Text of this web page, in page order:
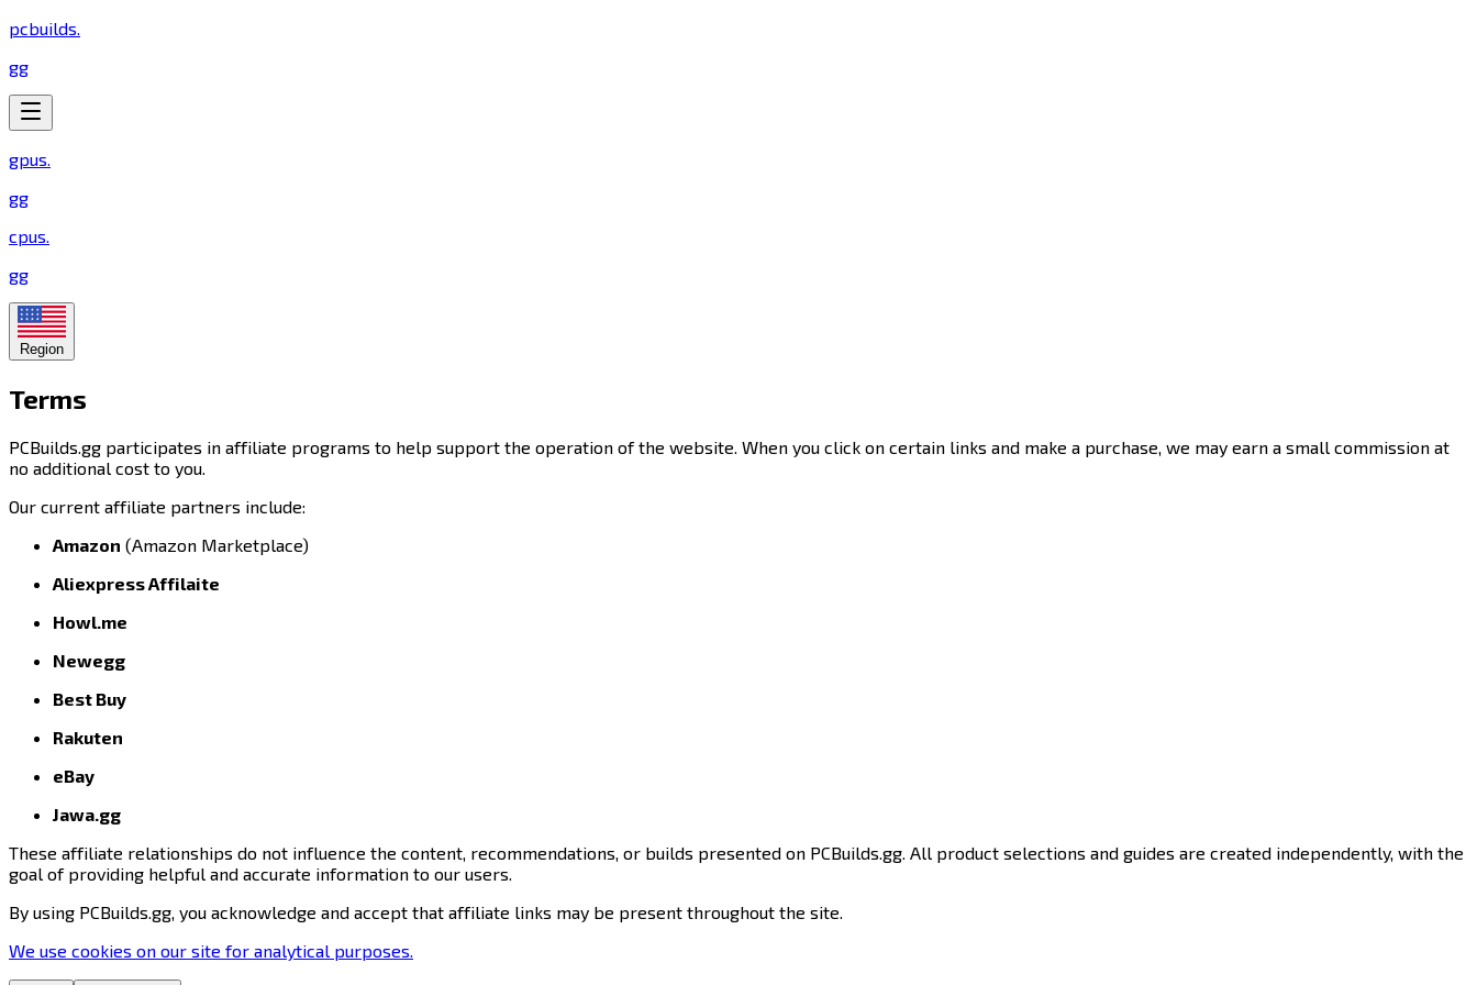
pcbuilds.
gg
gpus.
gg
cpus.
gg
Region
Terms​​​​‌ ‍ ​‍​‍‌‍ ‌ ​‍‌‍‍‌‌‍‌ ‌‍‍‌‌‍ ‍​‍​‍​ ‍‍​‍​‍‌ ​ ‌‍​‌‌‍ ‍‌‍‍‌‌ ‌​‌ ‍‌​‍ ‍‌‍‍‌‌‍ ​‍​‍​‍ ​​‍​‍‌‍‍​‌ ​‍‌‍‌‌‌‍‌‍​‍​‍​ ‍‍​‍​‍​‍ ‌‍​‌‌‍‌​‌‍ ‌‌‍‍‌‌‍ ‍​‍ ‌‍‍‌‌‍ ‍‌ ‌​‌‍‌‌‌‍ ‍‌ ‌​​‍ ‌‍‌‌‌‍‌​‌‍‍‌‌ ‌​​‍ ‌‍ ‌‌‍ ‌‍‌​‌‍‌‌​ ‌‌ ​​‌ ​‍‌‍‌‌‌ ​ ‌‍‌‌‌‍ ‍‌ ‌​‌‍​‌‌ ‌​‌‍‍‌‌‍ ‌‍ ‍​ ‍ ‌‍‍‌‌‍‌​​ ‌​ ‍​​ ​‌​ ​‍​ ​ ‌‍‌‌​ ‌​​ ‌​​ ‌ ​‍ ‌‌‍‌‌‌‍‌‌‌‍‌‌‌‍​‌​‍ ‌​ ‌​​ ​ ‌‍‌​​ ‌‌​‍ ‌‌‍​‍​ ​‍‌‍​ ​ ‍‌​‍ ‌​ ‍​​ ​​​ ​​​ ‌ ‌‍‌‌‌‍​‍​ ​​‌‍​‌​ ‍​‌‍‌‌​ ‌​‌‍​‌​ ‍ ‌ ‌​‌ ‍‌‌ ​​‌‍‌‌​ ‌‌ ​​‌‍​‌‌‍‌ ‌‍‌‌​ ‍ ‌ ​​‌‍​‌‌ ‌​‌‍‍​​ ‌‌‍ ‍‌‍​‌‌‍ ‌‌‍‌‌​ ‌‍​‍‌‍​‌‌ ​ ‌‍‌‌‌‌‌‌‌ ​‍‌‍ ​​ ‌​‍‌‌​ ​‍‌​‌‍‌‍​‌‌‍‌​‌‍ ‌‌‍‍‌‌‍ ‍​‍‌‍‌‍‍‌‌‍‌​​ ‌​ ‍​​ ​‌​ ​‍​ ​ ‌‍‌‌​ ‌​​ ‌​​ ‌ ​‍ ‌‌‍‌‌‌‍‌‌‌‍‌‌‌‍​‌​‍ ‌​ ‌​​ ​ ‌‍‌​​ ‌‌​‍ ‌‌‍​‍​ ​‍‌‍​ ​ ‍‌​‍ ‌​ ‍​​ ​​​ ​​​ ‌ ‌‍‌‌‌‍​‍​ ​​‌‍​‌​ ‍​‌‍‌‌​ ‌​‌‍​‌​‍‌‍‌ ‌​‌ ‍‌‌ ​​‌‍‌‌​ ‌‌ ​​‌‍​‌‌‍‌ ‌‍‌‌​‍‌‍‌ ​​‌‍​‌‌ ‌​‌‍‍​​ ‌‌‍ ‍‌‍​‌‌‍ ‌‌‍‌‌​‍‌‍‌ ​​‌‍‌‌‌ ​‍‌ ​ ‌ ​​‌‍‌‌‌‍​ ‌ ‌​‌‍‍‌‌ ‌‍‌‍‌‌​ ‌‌ ​​‌ ‌‌‌‍​‍‌‍ ​‌‍‍‌‌ ​ ‌‍‍​‌‍‌‌‌‍‌​​‍​‍‌ ‌
PCBuilds.gg participates in affiliate programs to help support the operation of the website. When you click on certain links and make a purchase, we may earn a small commission at
no additional cost to you.​​​​‌ ‍ ​‍​‍‌‍ ‌ ​‍‌‍‍‌‌‍‌ ‌‍‍‌‌‍ ‍​‍​‍​ ‍‍​‍​‍‌ ​ ‌‍​‌‌‍ ‍‌‍‍‌‌ ‌​‌ ‍‌​‍ ‍‌‍‍‌‌‍ ​‍​‍​‍ ​​‍​‍‌‍‍​‌ ​‍‌‍‌‌‌‍‌‍​‍​‍​ ‍‍​‍​‍​‍ ‌‍​‌‌‍‌​‌‍ ‌‌‍‍‌‌‍ ‍​‍ ‌‍‍‌‌‍ ‍‌ ‌​‌‍‌‌‌‍ ‍‌ ‌​​‍ ‌‍‌‌‌‍‌​‌‍‍‌‌ ‌​​‍ ‌‍ ‌‌‍ ‌‍‌​‌‍‌‌​ ‌‌ ​​‌ ​‍‌‍‌‌‌ ​ ‌‍‌‌‌‍ ‍‌ ‌​‌‍​‌‌ ‌​‌‍‍‌‌‍ ‌‍ ‍​ ‍ ‌‍‍‌‌‍‌​​ ‌​ ‍​​ ​‌​ ​‍​ ​ ‌‍‌‌​ ‌​​ ‌​​ ‌ ​‍ ‌‌‍‌‌‌‍‌‌‌‍‌‌‌‍​‌​‍ ‌​ ‌​​ ​ ‌‍‌​​ ‌‌​‍ ‌‌‍​‍​ ​‍‌‍​ ​ ‍‌​‍ ‌​ ‍​​ ​​​ ​​​ ‌ ‌‍‌‌‌‍​‍​ ​​‌‍​‌​ ‍​‌‍‌‌​ ‌​‌‍​‌​ ‍ ‌ ‌​‌ ‍‌‌ ​​‌‍‌‌​ ‌‌ ​​‌‍​‌‌‍‌ ‌‍‌‌​ ‍ ‌ ​​‌‍​‌‌ ‌​‌‍‍​​ ‌‌‍​ ‌‍ ‌‍ ‍‌ ‌​‌‍‌‌‌‍ ‍‌ ‌​​‍‌‌​ ‌‌‌​​‍‌‌ ‌‍‍ ‌‍‌‌‌ ‍‌​‍‌‌​ ​ ‌​‌​​‍‌‌​ ​ ‌​‌​​‍‌‌​ ​‍​ ​‍​ ‌ ​ ‍‌​ ‍​​ ‌‌‌‍‌​‌‍‌‌‌‍‌‌​ ‌​‌‍​‍‌‍‌‌​ ‌ ‌‍​‍​‍‌‌​ ​‍​ ​‍​‍‌‌​ ‌‌‌​‌​​‍ ‍‌‍​ ‌‍‍​‌‍‍‌‌‍ ​‌‍‌​‌ ​‍‌‍‌‌‌‍ ‍​‍‌‌​ ‌‌‌​​‍‌‌ ‌‍‍ ‌‍‌‌‌ ‍‌​‍‌‌​ ​ ‌​‌​​‍‌‌​ ​ ‌​‌​​‍‌‌​ ​‍​ ​‍‌‍​‍​ ​ ​ ​‌‌‍‌​‌‍‌​‌‍‌‌​ ‌​‌‍‌‍​ ‌‌​ ‌‍​ ​ ‌‍​‍​‍‌‌​ ​‍​ ​‍​‍‌‌​ ‌‌‌​‌​​‍ ‍‌ ‌​‌‍‌‌‌ ‍​‌ ‌​​ ‌‍​‍‌‍​‌‌ ​ ‌‍‌‌‌‌‌‌‌ ​‍‌‍ ​​ ‌​‍‌‌​ ​‍‌​‌‍‌‍​‌‌‍‌​‌‍ ‌‌‍‍‌‌‍ ‍​‍‌‍‌‍‍‌‌‍‌​​ ‌​ ‍​​ ​‌​ ​‍​ ​ ‌‍‌‌​ ‌​​ ‌​​ ‌ ​‍ ‌‌‍‌‌‌‍‌‌‌‍‌‌‌‍​‌​‍ ‌​ ‌​​ ​ ‌‍‌​​ ‌‌​‍ ‌‌‍​‍​ ​‍‌‍​ ​ ‍‌​‍ ‌​ ‍​​ ​​​ ​​​ ‌ ‌‍‌‌‌‍​‍​ ​​‌‍​‌​ ‍​‌‍‌‌​ ‌​‌‍​‌​‍‌‍‌ ‌​‌ ‍‌‌ ​​‌‍‌‌​ ‌‌ ​​‌‍​‌‌‍‌ ‌‍‌‌​‍‌‍‌ ​​‌‍​‌‌ ‌​‌‍‍​​ ‌‌‍​ ‌‍ ‌‍ ‍‌ ‌​‌‍‌‌‌‍ ‍‌ ‌​​‍‌‌​ ‌‌‌​​‍‌‌ ‌‍‍ ‌‍‌‌‌ ‍‌​‍‌‌​ ​ ‌​‌​​‍‌‌​ ​ ‌​‌​​‍‌‌​ ​‍​ ​‍​ ‌ ​ ‍‌​ ‍​​ ‌‌‌‍‌​‌‍‌‌‌‍‌‌​ ‌​‌‍​‍‌‍‌‌​ ‌ ‌‍​‍​‍‌‌​ ​‍​ ​‍​‍‌‌​ ‌‌‌​‌​​‍ ‍‌‍​ ‌‍‍​‌‍‍‌‌‍ ​‌‍‌​‌ ​‍‌‍‌‌‌‍ ‍​‍‌‌​ ‌‌‌​​‍‌‌ ‌‍‍ ‌‍‌‌‌ ‍‌​‍‌‌​ ​ ‌​‌​​‍‌‌​ ​ ‌​‌​​‍‌‌​ ​‍​ ​‍‌‍​‍​ ​ ​ ​‌‌‍‌​‌‍‌​‌‍‌‌​ ‌​‌‍‌‍​ ‌‌​ ‌‍​ ​ ‌‍​‍​‍‌‌​ ​‍​ ​‍​‍‌‌​ ‌‌‌​‌​​‍ ‍‌ ‌​‌‍‌‌‌ ‍​‌ ‌​​‍‌‍‌ ​​‌‍‌‌‌ ​‍‌ ​ ‌ ​​‌‍‌‌‌‍​ ‌ ‌​‌‍‍‌‌ ‌‍‌‍‌‌​ ‌‌ ​​‌ ‌‌‌‍​‍‌‍ ​‌‍‍‌‌ ​ ‌‍‍​‌‍‌‌‌‍‌​​‍​‍‌ ‌
Our current affiliate partners include:​​​​‌ ‍ ​‍​‍‌‍ ‌ ​‍‌‍‍‌‌‍‌ ‌‍‍‌‌‍ ‍​‍​‍​ ‍‍​‍​‍‌ ​ ‌‍​‌‌‍ ‍‌‍‍‌‌ ‌​‌ ‍‌​‍ ‍‌‍‍‌‌‍ ​‍​‍​‍ ​​‍​‍‌‍‍​‌ ​‍‌‍‌‌‌‍‌‍​‍​‍​ ‍‍​‍​‍​‍ ‌‍​‌‌‍‌​‌‍ ‌‌‍‍‌‌‍ ‍​‍ ‌‍‍‌‌‍ ‍‌ ‌​‌‍‌‌‌‍ ‍‌ ‌​​‍ ‌‍‌‌‌‍‌​‌‍‍‌‌ ‌​​‍ ‌‍ ‌‌‍ ‌‍‌​‌‍‌‌​ ‌‌ ​​‌ ​‍‌‍‌‌‌ ​ ‌‍‌‌‌‍ ‍‌ ‌​‌‍​‌‌ ‌​‌‍‍‌‌‍ ‌‍ ‍​ ‍ ‌‍‍‌‌‍‌​​ ‌​ ‍​​ ​‌​ ​‍​ ​ ‌‍‌‌​ ‌​​ ‌​​ ‌ ​‍ ‌‌‍‌‌‌‍‌‌‌‍‌‌‌‍​‌​‍ ‌​ ‌​​ ​ ‌‍‌​​ ‌‌​‍ ‌‌‍​‍​ ​‍‌‍​ ​ ‍‌​‍ ‌​ ‍​​ ​​​ ​​​ ‌ ‌‍‌‌‌‍​‍​ ​​‌‍​‌​ ‍​‌‍‌‌​ ‌​‌‍​‌​ ‍ ‌ ‌​‌ ‍‌‌ ​​‌‍‌‌​ ‌‌ ​​‌‍​‌‌‍‌ ‌‍‌‌​ ‍ ‌ ​​‌‍​‌‌ ‌​‌‍‍​​ ‌‌‍​ ‌‍ ‌‍ ‍‌ ‌​‌‍‌‌‌‍ ‍‌ ‌​​‍‌‌​ ‌‌‌​​‍‌‌ ‌‍‍ ‌‍‌‌‌ ‍‌​‍‌‌​ ​ ‌​‌​​‍‌‌​ ​ ‌​‌​​‍‌‌​ ​‍​ ​‍​ ​ ​ ​ ‌‍​‌‌‍‌‌​ ‌‍‌‍‌​‌‍‌‌​ ​‍‌‍‌‌‌‍​‍​ ​‍‌‍​‌​‍‌‌​ ​‍​ ​‍​‍‌‌​ ‌‌‌​‌​​‍ ‍‌‍​ ‌‍‍​‌‍‍‌‌‍ ​‌‍‌​‌ ​‍‌‍‌‌‌‍ ‍​‍‌‌​ ‌‌‌​​‍‌‌ ‌‍‍ ‌‍‌‌‌ ‍‌​‍‌‌​ ​ ‌​‌​​‍‌‌​ ​ ‌​‌​​‍‌‌​ ​‍​ ​‍‌‍​‍​ ​​‌‍​‍​ ​‌‌‍‌‌​ ‌‍​ ‌ ​ ​‌‌‍​ ​ ‍‌‌‍‌​​ ​‍​‍‌‌​ ​‍​ ​‍​‍‌‌​ ‌‌‌​‌​​‍ ‍‌ ‌​‌‍‌‌‌ ‍​‌ ‌​​ ‌‍​‍‌‍​‌‌ ​ ‌‍‌‌‌‌‌‌‌ ​‍‌‍ ​​ ‌​‍‌‌​ ​‍‌​‌‍‌‍​‌‌‍‌​‌‍ ‌‌‍‍‌‌‍ ‍​‍‌‍‌‍‍‌‌‍‌​​ ‌​ ‍​​ ​‌​ ​‍​ ​ ‌‍‌‌​ ‌​​ ‌​​ ‌ ​‍ ‌‌‍‌‌‌‍‌‌‌‍‌‌‌‍​‌​‍ ‌​ ‌​​ ​ ‌‍‌​​ ‌‌​‍ ‌‌‍​‍​ ​‍‌‍​ ​ ‍‌​‍ ‌​ ‍​​ ​​​ ​​​ ‌ ‌‍‌‌‌‍​‍​ ​​‌‍​‌​ ‍​‌‍‌‌​ ‌​‌‍​‌​‍‌‍‌ ‌​‌ ‍‌‌ ​​‌‍‌‌​ ‌‌ ​​‌‍​‌‌‍‌ ‌‍‌‌​‍‌‍‌ ​​‌‍​‌‌ ‌​‌‍‍​​ ‌‌‍​ ‌‍ ‌‍ ‍‌ ‌​‌‍‌‌‌‍ ‍‌ ‌​​‍‌‌​ ‌‌‌​​‍‌‌ ‌‍‍ ‌‍‌‌‌ ‍‌​‍‌‌​ ​ ‌​‌​​‍‌‌​ ​ ‌​‌​​‍‌‌​ ​‍​ ​‍​ ​ ​ ​ ‌‍​‌‌‍‌‌​ ‌‍‌‍‌​‌‍‌‌​ ​‍‌‍‌‌‌‍​‍​ ​‍‌‍​‌​‍‌‌​ ​‍​ ​‍​‍‌‌​ ‌‌‌​‌​​‍ ‍‌‍​ ‌‍‍​‌‍‍‌‌‍ ​‌‍‌​‌ ​‍‌‍‌‌‌‍ ‍​‍‌‌​ ‌‌‌​​‍‌‌ ‌‍‍ ‌‍‌‌‌ ‍‌​‍‌‌​ ​ ‌​‌​​‍‌‌​ ​ ‌​‌​​‍‌‌​ ​‍​ ​‍‌‍​‍​ ​​‌‍​‍​ ​‌‌‍‌‌​ ‌‍​ ‌ ​ ​‌‌‍​ ​ ‍‌‌‍‌​​ ​‍​‍‌‌​ ​‍​ ​‍​‍‌‌​ ‌‌‌​‌​​‍ ‍‌ ‌​‌‍‌‌‌ ‍​‌ ‌​​‍‌‍‌ ​​‌‍‌‌‌ ​‍‌ ​ ‌ ​​‌‍‌‌‌‍​ ‌ ‌​‌‍‍‌‌ ‌‍‌‍‌‌​ ‌‌ ​​‌ ‌‌‌‍​‍‌‍ ​‌‍‍‌‌ ​ ‌‍‍​‌‍‌‌‌‍‌​​‍​‍‌ ‌
Amazon​​​​‌ ‍ ​‍​‍‌‍ ‌ ​‍‌‍‍‌‌‍‌ ‌‍‍‌‌‍ ‍​‍​‍​ ‍‍​‍​‍‌ ​ ‌‍​‌‌‍ ‍‌‍‍‌‌ ‌​‌ ‍‌​‍ ‍‌‍‍‌‌‍ ​‍​‍​‍ ​​‍​‍‌‍‍​‌ ​‍‌‍‌‌‌‍‌‍​‍​‍​ ‍‍​‍​‍​‍ ‌‍​‌‌‍‌​‌‍ ‌‌‍‍‌‌‍ ‍​‍ ‌‍‍‌‌‍ ‍‌ ‌​‌‍‌‌‌‍ ‍‌ ‌​​‍ ‌‍‌‌‌‍‌​‌‍‍‌‌ ‌​​‍ ‌‍ ‌‌‍ ‌‍‌​‌‍‌‌​ ‌‌ ​​‌ ​‍‌‍‌‌‌ ​ ‌‍‌‌‌‍ ‍‌ ‌​‌‍​‌‌ ‌​‌‍‍‌‌‍ ‌‍ ‍​ ‍ ‌‍‍‌‌‍‌​​ ‌​ ‍​​ ​‌​ ​‍​ ​ ‌‍‌‌​ ‌​​ ‌​​ ‌ ​‍ ‌‌‍‌‌‌‍‌‌‌‍‌‌‌‍​‌​‍ ‌​ ‌​​ ​ ‌‍‌​​ ‌‌​‍ ‌‌‍​‍​ ​‍‌‍​ ​ ‍‌​‍ ‌​ ‍​​ ​​​ ​​​ ‌ ‌‍‌‌‌‍​‍​ ​​‌‍​‌​ ‍​‌‍‌‌​ ‌​‌‍​‌​ ‍ ‌ ‌​‌ ‍‌‌ ​​‌‍‌‌​ ‌‌ ​​‌‍​‌‌‍‌ ‌‍‌‌​ ‍ ‌ ​​‌‍​‌‌ ‌​‌‍‍​​ ‌‌‍​ ‌‍ ‌‍ ‍‌ ‌​‌‍‌‌‌‍ ‍‌ ‌​​‍‌‌​ ‌‌‌​​‍‌‌ ‌‍‍ ‌‍‌‌‌ ‍‌​‍‌‌​ ​ ‌​‌​​‍‌‌​ ​ ‌​‌​​‍‌‌​ ​‍​ ​‍​ ​​​ ​ ‌‍‌​‌‍‌​​ ​ ‌‍‌​​ ‌ ‌‍‌​​ ‌‍​ ​ ​ ​‍‌‍‌‍​‍‌‌​ ​‍​ ​‍​‍‌‌​ ‌‌‌​‌​​‍ ‍‌‍​ ‌‍‍​‌‍‍‌‌‍ ​‌‍‌​‌ ​‍‌‍‌‌‌‍ ‍​‍‌‌​ ‌‌‌​​‍‌‌ ‌‍‍ ‌‍‌‌‌ ‍‌​‍‌‌​ ​ ‌​‌​​‍‌‌​ ​ ‌​‌​​‍‌‌​ ​‍​ ​‍​ ​ ‌‍‌‍‌‍‌‍​ ‌ ‌‍​‌‌‍​‍‌‍‌​​ ‌ ​ ‌‍​ ‌‌​ ‍‌​ ‍‌​‍‌‌​ ​‍​ ​‍​‍‌‌​ ‌‌‌​‌​​‍ ‍‌ ‌​‌‍‌‌‌ ‍​‌ ‌​​ ‌‍​‍‌‍​‌‌ ​ ‌‍‌‌‌‌‌‌‌ ​‍‌‍ ​​ ‌​‍‌‌​ ​‍‌​‌‍‌‍​‌‌‍‌​‌‍ ‌‌‍‍‌‌‍ ‍​‍‌‍‌‍‍‌‌‍‌​​ ‌​ ‍​​ ​‌​ ​‍​ ​ ‌‍‌‌​ ‌​​ ‌​​ ‌ ​‍ ‌‌‍‌‌‌‍‌‌‌‍‌‌‌‍​‌​‍ ‌​ ‌​​ ​ ‌‍‌​​ ‌‌​‍ ‌‌‍​‍​ ​‍‌‍​ ​ ‍‌​‍ ‌​ ‍​​ ​​​ ​​​ ‌ ‌‍‌‌‌‍​‍​ ​​‌‍​‌​ ‍​‌‍‌‌​ ‌​‌‍​‌​‍‌‍‌ ‌​‌ ‍‌‌ ​​‌‍‌‌​ ‌‌ ​​‌‍​‌‌‍‌ ‌‍‌‌​‍‌‍‌ ​​‌‍​‌‌ ‌​‌‍‍​​ ‌‌‍​ ‌‍ ‌‍ ‍‌ ‌​‌‍‌‌‌‍ ‍‌ ‌​​‍‌‌​ ‌‌‌​​‍‌‌ ‌‍‍ ‌‍‌‌‌ ‍‌​‍‌‌​ ​ ‌​‌​​‍‌‌​ ​ ‌​‌​​‍‌‌​ ​‍​ ​‍​ ​​​ ​ ‌‍‌​‌‍‌​​ ​ ‌‍‌​​ ‌ ‌‍‌​​ ‌‍​ ​ ​ ​‍‌‍‌‍​‍‌‌​ ​‍​ ​‍​‍‌‌​ ‌‌‌​‌​​‍ ‍‌‍​ ‌‍‍​‌‍‍‌‌‍ ​‌‍‌​‌ ​‍‌‍‌‌‌‍ ‍​‍‌‌​ ‌‌‌​​‍‌‌ ‌‍‍ ‌‍‌‌‌ ‍‌​‍‌‌​ ​ ‌​‌​​‍‌‌​ ​ ‌​‌​​‍‌‌​ ​‍​ ​‍​ ​ ‌‍‌‍‌‍‌‍​ ‌ ‌‍​‌‌‍​‍‌‍‌​​ ‌ ​ ‌‍​ ‌‌​ ‍‌​ ‍‌​‍‌‌​ ​‍​ ​‍​‍‌‌​ ‌‌‌​‌​​‍ ‍‌ ‌​‌‍‌‌‌ ‍​‌ ‌​​‍‌‍‌ ​​‌‍‌‌‌ ​‍‌ ​ ‌ ​​‌‍‌‌‌‍​ ‌ ‌​‌‍‍‌‌ ‌‍‌‍‌‌​ ‌‌ ​​‌ ‌‌‌‍​‍‌‍ ​‌‍‍‌‌ ​ ‌‍‍​‌‍‌‌‌‍‌​​‍​‍‌ ‌ (Amazon Marketplace)​​​​‌ ‍ ​‍​‍‌‍ ‌ ​‍‌‍‍‌‌‍‌ ‌‍‍‌‌‍ ‍​‍​‍​ ‍‍​‍​‍‌ ​ ‌‍​‌‌‍ ‍‌‍‍‌‌ ‌​‌ ‍‌​‍ ‍‌‍‍‌‌‍ ​‍​‍​‍ ​​‍​‍‌‍‍​‌ ​‍‌‍‌‌‌‍‌‍​‍​‍​ ‍‍​‍​‍​‍ ‌‍​‌‌‍‌​‌‍ ‌‌‍‍‌‌‍ ‍​‍ ‌‍‍‌‌‍ ‍‌ ‌​‌‍‌‌‌‍ ‍‌ ‌​​‍ ‌‍‌‌‌‍‌​‌‍‍‌‌ ‌​​‍ ‌‍ ‌‌‍ ‌‍‌​‌‍‌‌​ ‌‌ ​​‌ ​‍‌‍‌‌‌ ​ ‌‍‌‌‌‍ ‍‌ ‌​‌‍​‌‌ ‌​‌‍‍‌‌‍ ‌‍ ‍​ ‍ ‌‍‍‌‌‍‌​​ ‌​ ‍​​ ​‌​ ​‍​ ​ ‌‍‌‌​ ‌​​ ‌​​ ‌ ​‍ ‌‌‍‌‌‌‍‌‌‌‍‌‌‌‍​‌​‍ ‌​ ‌​​ ​ ‌‍‌​​ ‌‌​‍ ‌‌‍​‍​ ​‍‌‍​ ​ ‍‌​‍ ‌​ ‍​​ ​​​ ​​​ ‌ ‌‍‌‌‌‍​‍​ ​​‌‍​‌​ ‍​‌‍‌‌​ ‌​‌‍​‌​ ‍ ‌ ‌​‌ ‍‌‌ ​​‌‍‌‌​ ‌‌ ​​‌‍​‌‌‍‌ ‌‍‌‌​ ‍ ‌ ​​‌‍​‌‌ ‌​‌‍‍​​ ‌‌‍​ ‌‍ ‌‍ ‍‌ ‌​‌‍‌‌‌‍ ‍‌ ‌​​‍‌‌​ ‌‌‌​​‍‌‌ ‌‍‍ ‌‍‌‌‌ ‍‌​‍‌‌​ ​ ‌​‌​​‍‌‌​ ​ ‌​‌​​‍‌‌​ ​‍​ ​‍​ ​​​ ​ ‌‍‌​‌‍‌​​ ​ ‌‍‌​​ ‌ ‌‍‌​​ ‌‍​ ​ ​ ​‍‌‍‌‍​‍‌‌​ ​‍​ ​‍​‍‌‌​ ‌‌‌​‌​​‍ ‍‌‍​ ‌‍‍​‌‍‍‌‌‍ ​‌‍‌​‌ ​‍‌‍‌‌‌‍ ‍​‍‌‌​ ‌‌‌​​‍‌‌ ‌‍‍ ‌‍‌‌‌ ‍‌​‍‌‌​ ​ ‌​‌​​‍‌‌​ ​ ‌​‌​​‍‌‌​ ​‍​ ​‍‌‍​‌​ ​ ‌‍‌​‌‍​ ​ ​​‌‍​‌​ ‌‌​ ​‌​ ​‍‌‍‌‍​ ​​​ ‌​​‍‌‌​ ​‍​ ​‍​‍‌‌​ ‌‌‌​‌​​‍ ‍‌ ‌​‌‍‌‌‌ ‍​‌ ‌​​ ‌‍​‍‌‍​‌‌ ​ ‌‍‌‌‌‌‌‌‌ ​‍‌‍ ​​ ‌​‍‌‌​ ​‍‌​‌‍‌‍​‌‌‍‌​‌‍ ‌‌‍‍‌‌‍ ‍​‍‌‍‌‍‍‌‌‍‌​​ ‌​ ‍​​ ​‌​ ​‍​ ​ ‌‍‌‌​ ‌​​ ‌​​ ‌ ​‍ ‌‌‍‌‌‌‍‌‌‌‍‌‌‌‍​‌​‍ ‌​ ‌​​ ​ ‌‍‌​​ ‌‌​‍ ‌‌‍​‍​ ​‍‌‍​ ​ ‍‌​‍ ‌​ ‍​​ ​​​ ​​​ ‌ ‌‍‌‌‌‍​‍​ ​​‌‍​‌​ ‍​‌‍‌‌​ ‌​‌‍​‌​‍‌‍‌ ‌​‌ ‍‌‌ ​​‌‍‌‌​ ‌‌ ​​‌‍​‌‌‍‌ ‌‍‌‌​‍‌‍‌ ​​‌‍​‌‌ ‌​‌‍‍​​ ‌‌‍​ ‌‍ ‌‍ ‍‌ ‌​‌‍‌‌‌‍ ‍‌ ‌​​‍‌‌​ ‌‌‌​​‍‌‌ ‌‍‍ ‌‍‌‌‌ ‍‌​‍‌‌​ ​ ‌​‌​​‍‌‌​ ​ ‌​‌​​‍‌‌​ ​‍​ ​‍​ ​​​ ​ ‌‍‌​‌‍‌​​ ​ ‌‍‌​​ ‌ ‌‍‌​​ ‌‍​ ​ ​ ​‍‌‍‌‍​‍‌‌​ ​‍​ ​‍​‍‌‌​ ‌‌‌​‌​​‍ ‍‌‍​ ‌‍‍​‌‍‍‌‌‍ ​‌‍‌​‌ ​‍‌‍‌‌‌‍ ‍​‍‌‌​ ‌‌‌​​‍‌‌ ‌‍‍ ‌‍‌‌‌ ‍‌​‍‌‌​ ​ ‌​‌​​‍‌‌​ ​ ‌​‌​​‍‌‌​ ​‍​ ​‍‌‍​‌​ ​ ‌‍‌​‌‍​ ​ ​​‌‍​‌​ ‌‌​ ​‌​ ​‍‌‍‌‍​ ​​​ ‌​​‍‌‌​ ​‍​ ​‍​‍‌‌​ ‌‌‌​‌​​‍ ‍‌ ‌​‌‍‌‌‌ ‍​‌ ‌​​‍‌‍‌ ​​‌‍‌‌‌ ​‍‌ ​ ‌ ​​‌‍‌‌‌‍​ ‌ ‌​‌‍‍‌‌ ‌‍‌‍‌‌​ ‌‌ ​​‌ ‌‌‌‍​‍‌‍ ​‌‍‍‌‌ ​ ‌‍‍​‌‍‌‌‌‍‌​​‍​‍‌ ‌
Aliexpress Affilaite​​​​‌ ‍ ​‍​‍‌‍ ‌ ​‍‌‍‍‌‌‍‌ ‌‍‍‌‌‍ ‍​‍​‍​ ‍‍​‍​‍‌ ​ ‌‍​‌‌‍ ‍‌‍‍‌‌ ‌​‌ ‍‌​‍ ‍‌‍‍‌‌‍ ​‍​‍​‍ ​​‍​‍‌‍‍​‌ ​‍‌‍‌‌‌‍‌‍​‍​‍​ ‍‍​‍​‍​‍ ‌‍​‌‌‍‌​‌‍ ‌‌‍‍‌‌‍ ‍​‍ ‌‍‍‌‌‍ ‍‌ ‌​‌‍‌‌‌‍ ‍‌ ‌​​‍ ‌‍‌‌‌‍‌​‌‍‍‌‌ ‌​​‍ ‌‍ ‌‌‍ ‌‍‌​‌‍‌‌​ ‌‌ ​​‌ ​‍‌‍‌‌‌ ​ ‌‍‌‌‌‍ ‍‌ ‌​‌‍​‌‌ ‌​‌‍‍‌‌‍ ‌‍ ‍​ ‍ ‌‍‍‌‌‍‌​​ ‌​ ‍​​ ​‌​ ​‍​ ​ ‌‍‌‌​ ‌​​ ‌​​ ‌ ​‍ ‌‌‍‌‌‌‍‌‌‌‍‌‌‌‍​‌​‍ ‌​ ‌​​ ​ ‌‍‌​​ ‌‌​‍ ‌‌‍​‍​ ​‍‌‍​ ​ ‍‌​‍ ‌​ ‍​​ ​​​ ​​​ ‌ ‌‍‌‌‌‍​‍​ ​​‌‍​‌​ ‍​‌‍‌‌​ ‌​‌‍​‌​ ‍ ‌ ‌​‌ ‍‌‌ ​​‌‍‌‌​ ‌‌ ​​‌‍​‌‌‍‌ ‌‍‌‌​ ‍ ‌ ​​‌‍​‌‌ ‌​‌‍‍​​ ‌‌‍​ ‌‍ ‌‍ ‍‌ ‌​‌‍‌‌‌‍ ‍‌ ‌​​‍‌‌​ ‌‌‌​​‍‌‌ ‌‍‍ ‌‍‌‌‌ ‍‌​‍‌‌​ ​ ‌​‌​​‍‌‌​ ​ ‌​‌​​‍‌‌​ ​‍​ ​‍‌‍​‍‌‍‌​‌‍​‌‌‍​‍‌‍​‌​ ‌​‌‍‌‌​ ‌‌​ ‌‌​ ‌‌‌‍‌‍‌‍‌​​‍‌‌​ ​‍​ ​‍​‍‌‌​ ‌‌‌​‌​​‍ ‍‌‍​ ‌‍‍​‌‍‍‌‌‍ ​‌‍‌​‌ ​‍‌‍‌‌‌‍ ‍​‍‌‌​ ‌‌‌​​‍‌‌ ‌‍‍ ‌‍‌‌‌ ‍‌​‍‌‌​ ​ ‌​‌​​‍‌‌​ ​ ‌​‌​​‍‌‌​ ​‍​ ​‍​ ‌ ‌‍​‍‌‍‌​‌‍‌‌‌‍​ ‌‍​‍​ ​​​ ‌​​ ‍​‌‍‌‍​ ‌​​ ​‌​‍‌‌​ ​‍​ ​‍​‍‌‌​ ‌‌‌​‌​​‍ ‍‌ ‌​‌‍‌‌‌ ‍​‌ ‌​​ ‌‍​‍‌‍​‌‌ ​ ‌‍‌‌‌‌‌‌‌ ​‍‌‍ ​​ ‌​‍‌‌​ ​‍‌​‌‍‌‍​‌‌‍‌​‌‍ ‌‌‍‍‌‌‍ ‍​‍‌‍‌‍‍‌‌‍‌​​ ‌​ ‍​​ ​‌​ ​‍​ ​ ‌‍‌‌​ ‌​​ ‌​​ ‌ ​‍ ‌‌‍‌‌‌‍‌‌‌‍‌‌‌‍​‌​‍ ‌​ ‌​​ ​ ‌‍‌​​ ‌‌​‍ ‌‌‍​‍​ ​‍‌‍​ ​ ‍‌​‍ ‌​ ‍​​ ​​​ ​​​ ‌ ‌‍‌‌‌‍​‍​ ​​‌‍​‌​ ‍​‌‍‌‌​ ‌​‌‍​‌​‍‌‍‌ ‌​‌ ‍‌‌ ​​‌‍‌‌​ ‌‌ ​​‌‍​‌‌‍‌ ‌‍‌‌​‍‌‍‌ ​​‌‍​‌‌ ‌​‌‍‍​​ ‌‌‍​ ‌‍ ‌‍ ‍‌ ‌​‌‍‌‌‌‍ ‍‌ ‌​​‍‌‌​ ‌‌‌​​‍‌‌ ‌‍‍ ‌‍‌‌‌ ‍‌​‍‌‌​ ​ ‌​‌​​‍‌‌​ ​ ‌​‌​​‍‌‌​ ​‍​ ​‍‌‍​‍‌‍‌​‌‍​‌‌‍​‍‌‍​‌​ ‌​‌‍‌‌​ ‌‌​ ‌‌​ ‌‌‌‍‌‍‌‍‌​​‍‌‌​ ​‍​ ​‍​‍‌‌​ ‌‌‌​‌​​‍ ‍‌‍​ ‌‍‍​‌‍‍‌‌‍ ​‌‍‌​‌ ​‍‌‍‌‌‌‍ ‍​‍‌‌​ ‌‌‌​​‍‌‌ ‌‍‍ ‌‍‌‌‌ ‍‌​‍‌‌​ ​ ‌​‌​​‍‌‌​ ​ ‌​‌​​‍‌‌​ ​‍​ ​‍​ ‌ ‌‍​‍‌‍‌​‌‍‌‌‌‍​ ‌‍​‍​ ​​​ ‌​​ ‍​‌‍‌‍​ ‌​​ ​‌​‍‌‌​ ​‍​ ​‍​‍‌‌​ ‌‌‌​‌​​‍ ‍‌ ‌​‌‍‌‌‌ ‍​‌ ‌​​‍‌‍‌ ​​‌‍‌‌‌ ​‍‌ ​ ‌ ​​‌‍‌‌‌‍​ ‌ ‌​‌‍‍‌‌ ‌‍‌‍‌‌​ ‌‌ ​​‌ ‌‌‌‍​‍‌‍ ​‌‍‍‌‌ ​ ‌‍‍​‌‍‌‌‌‍‌​​‍​‍‌ ‌
Howl.me​​​​‌ ‍ ​‍​‍‌‍ ‌ ​‍‌‍‍‌‌‍‌ ‌‍‍‌‌‍ ‍​‍​‍​ ‍‍​‍​‍‌ ​ ‌‍​‌‌‍ ‍‌‍‍‌‌ ‌​‌ ‍‌​‍ ‍‌‍‍‌‌‍ ​‍​‍​‍ ​​‍​‍‌‍‍​‌ ​‍‌‍‌‌‌‍‌‍​‍​‍​ ‍‍​‍​‍​‍ ‌‍​‌‌‍‌​‌‍ ‌‌‍‍‌‌‍ ‍​‍ ‌‍‍‌‌‍ ‍‌ ‌​‌‍‌‌‌‍ ‍‌ ‌​​‍ ‌‍‌‌‌‍‌​‌‍‍‌‌ ‌​​‍ ‌‍ ‌‌‍ ‌‍‌​‌‍‌‌​ ‌‌ ​​‌ ​‍‌‍‌‌‌ ​ ‌‍‌‌‌‍ ‍‌ ‌​‌‍​‌‌ ‌​‌‍‍‌‌‍ ‌‍ ‍​ ‍ ‌‍‍‌‌‍‌​​ ‌​ ‍​​ ​‌​ ​‍​ ​ ‌‍‌‌​ ‌​​ ‌​​ ‌ ​‍ ‌‌‍‌‌‌‍‌‌‌‍‌‌‌‍​‌​‍ ‌​ ‌​​ ​ ‌‍‌​​ ‌‌​‍ ‌‌‍​‍​ ​‍‌‍​ ​ ‍‌​‍ ‌​ ‍​​ ​​​ ​​​ ‌ ‌‍‌‌‌‍​‍​ ​​‌‍​‌​ ‍​‌‍‌‌​ ‌​‌‍​‌​ ‍ ‌ ‌​‌ ‍‌‌ ​​‌‍‌‌​ ‌‌ ​​‌‍​‌‌‍‌ ‌‍‌‌​ ‍ ‌ ​​‌‍​‌‌ ‌​‌‍‍​​ ‌‌‍​ ‌‍ ‌‍ ‍‌ ‌​‌‍‌‌‌‍ ‍‌ ‌​​‍‌‌​ ‌‌‌​​‍‌‌ ‌‍‍ ‌‍‌‌‌ ‍‌​‍‌‌​ ​ ‌​‌​​‍‌‌​ ​ ‌​‌​​‍‌‌​ ​‍​ ​‍​ ‍‌​ ‌​​ ​ ​ ​‌​ ‌‍​ ‌​‌‍‌‌​ ​​‌‍​‍​ ​‍​ ‌​​ ‌‌​‍‌‌​ ​‍​ ​‍​‍‌‌​ ‌‌‌​‌​​‍ ‍‌‍​ ‌‍‍​‌‍‍‌‌‍ ​‌‍‌​‌ ​‍‌‍‌‌‌‍ ‍​‍‌‌​ ‌‌‌​​‍‌‌ ‌‍‍ ‌‍‌‌‌ ‍‌​‍‌‌​ ​ ‌​‌​​‍‌‌​ ​ ‌​‌​​‍‌‌​ ​‍​ ​‍‌‍‌‍‌‍‌​​ ‌ ‌‍​‌​ ‌‌‌‍‌‍‌‍​‍​ ​ ​ ​‌​ ‌​​ ​​​ ‌​​‍‌‌​ ​‍​ ​‍​‍‌‌​ ‌‌‌​‌​​‍ ‍‌ ‌​‌‍‌‌‌ ‍​‌ ‌​​ ‌‍​‍‌‍​‌‌ ​ ‌‍‌‌‌‌‌‌‌ ​‍‌‍ ​​ ‌​‍‌‌​ ​‍‌​‌‍‌‍​‌‌‍‌​‌‍ ‌‌‍‍‌‌‍ ‍​‍‌‍‌‍‍‌‌‍‌​​ ‌​ ‍​​ ​‌​ ​‍​ ​ ‌‍‌‌​ ‌​​ ‌​​ ‌ ​‍ ‌‌‍‌‌‌‍‌‌‌‍‌‌‌‍​‌​‍ ‌​ ‌​​ ​ ‌‍‌​​ ‌‌​‍ ‌‌‍​‍​ ​‍‌‍​ ​ ‍‌​‍ ‌​ ‍​​ ​​​ ​​​ ‌ ‌‍‌‌‌‍​‍​ ​​‌‍​‌​ ‍​‌‍‌‌​ ‌​‌‍​‌​‍‌‍‌ ‌​‌ ‍‌‌ ​​‌‍‌‌​ ‌‌ ​​‌‍​‌‌‍‌ ‌‍‌‌​‍‌‍‌ ​​‌‍​‌‌ ‌​‌‍‍​​ ‌‌‍​ ‌‍ ‌‍ ‍‌ ‌​‌‍‌‌‌‍ ‍‌ ‌​​‍‌‌​ ‌‌‌​​‍‌‌ ‌‍‍ ‌‍‌‌‌ ‍‌​‍‌‌​ ​ ‌​‌​​‍‌‌​ ​ ‌​‌​​‍‌‌​ ​‍​ ​‍​ ‍‌​ ‌​​ ​ ​ ​‌​ ‌‍​ ‌​‌‍‌‌​ ​​‌‍​‍​ ​‍​ ‌​​ ‌‌​‍‌‌​ ​‍​ ​‍​‍‌‌​ ‌‌‌​‌​​‍ ‍‌‍​ ‌‍‍​‌‍‍‌‌‍ ​‌‍‌​‌ ​‍‌‍‌‌‌‍ ‍​‍‌‌​ ‌‌‌​​‍‌‌ ‌‍‍ ‌‍‌‌‌ ‍‌​‍‌‌​ ​ ‌​‌​​‍‌‌​ ​ ‌​‌​​‍‌‌​ ​‍​ ​‍‌‍‌‍‌‍‌​​ ‌ ‌‍​‌​ ‌‌‌‍‌‍‌‍​‍​ ​ ​ ​‌​ ‌​​ ​​​ ‌​​‍‌‌​ ​‍​ ​‍​‍‌‌​ ‌‌‌​‌​​‍ ‍‌ ‌​‌‍‌‌‌ ‍​‌ ‌​​‍‌‍‌ ​​‌‍‌‌‌ ​‍‌ ​ ‌ ​​‌‍‌‌‌‍​ ‌ ‌​‌‍‍‌‌ ‌‍‌‍‌‌​ ‌‌ ​​‌ ‌‌‌‍​‍‌‍ ​‌‍‍‌‌ ​ ‌‍‍​‌‍‌‌‌‍‌​​‍​‍‌ ‌
Newegg​​​​‌ ‍ ​‍​‍‌‍ ‌ ​‍‌‍‍‌‌‍‌ ‌‍‍‌‌‍ ‍​‍​‍​ ‍‍​‍​‍‌ ​ ‌‍​‌‌‍ ‍‌‍‍‌‌ ‌​‌ ‍‌​‍ ‍‌‍‍‌‌‍ ​‍​‍​‍ ​​‍​‍‌‍‍​‌ ​‍‌‍‌‌‌‍‌‍​‍​‍​ ‍‍​‍​‍​‍ ‌‍​‌‌‍‌​‌‍ ‌‌‍‍‌‌‍ ‍​‍ ‌‍‍‌‌‍ ‍‌ ‌​‌‍‌‌‌‍ ‍‌ ‌​​‍ ‌‍‌‌‌‍‌​‌‍‍‌‌ ‌​​‍ ‌‍ ‌‌‍ ‌‍‌​‌‍‌‌​ ‌‌ ​​‌ ​‍‌‍‌‌‌ ​ ‌‍‌‌‌‍ ‍‌ ‌​‌‍​‌‌ ‌​‌‍‍‌‌‍ ‌‍ ‍​ ‍ ‌‍‍‌‌‍‌​​ ‌​ ‍​​ ​‌​ ​‍​ ​ ‌‍‌‌​ ‌​​ ‌​​ ‌ ​‍ ‌‌‍‌‌‌‍‌‌‌‍‌‌‌‍​‌​‍ ‌​ ‌​​ ​ ‌‍‌​​ ‌‌​‍ ‌‌‍​‍​ ​‍‌‍​ ​ ‍‌​‍ ‌​ ‍​​ ​​​ ​​​ ‌ ‌‍‌‌‌‍​‍​ ​​‌‍​‌​ ‍​‌‍‌‌​ ‌​‌‍​‌​ ‍ ‌ ‌​‌ ‍‌‌ ​​‌‍‌‌​ ‌‌ ​​‌‍​‌‌‍‌ ‌‍‌‌​ ‍ ‌ ​​‌‍​‌‌ ‌​‌‍‍​​ ‌‌‍​ ‌‍ ‌‍ ‍‌ ‌​‌‍‌‌‌‍ ‍‌ ‌​​‍‌‌​ ‌‌‌​​‍‌‌ ‌‍‍ ‌‍‌‌‌ ‍‌​‍‌‌​ ​ ‌​‌​​‍‌‌​ ​ ‌​‌​​‍‌‌​ ​‍​ ​‍‌‍‌​​ ‍​‌‍​ ​ ‍‌​ ‌‌​ ‍‌‌‍‌‍​ ​ ​ ‍‌​ ‌ ​ ‍​​ ‍‌​‍‌‌​ ​‍​ ​‍​‍‌‌​ ‌‌‌​‌​​‍ ‍‌‍​ ‌‍‍​‌‍‍‌‌‍ ​‌‍‌​‌ ​‍‌‍‌‌‌‍ ‍​‍‌‌​ ‌‌‌​​‍‌‌ ‌‍‍ ‌‍‌‌‌ ‍‌​‍‌‌​ ​ ‌​‌​​‍‌‌​ ​ ‌​‌​​‍‌‌​ ​‍​ ​‍​ ​‍​ ​​‌‍‌​​ ‌ ​ ​ ‌‍​‌​ ​‌​ ​‍‌‍‌​​ ​‍‌‍​‌​ ‌‌​‍‌‌​ ​‍​ ​‍​‍‌‌​ ‌‌‌​‌​​‍ ‍‌ ‌​‌‍‌‌‌ ‍​‌ ‌​​ ‌‍​‍‌‍​‌‌ ​ ‌‍‌‌‌‌‌‌‌ ​‍‌‍ ​​ ‌​‍‌‌​ ​‍‌​‌‍‌‍​‌‌‍‌​‌‍ ‌‌‍‍‌‌‍ ‍​‍‌‍‌‍‍‌‌‍‌​​ ‌​ ‍​​ ​‌​ ​‍​ ​ ‌‍‌‌​ ‌​​ ‌​​ ‌ ​‍ ‌‌‍‌‌‌‍‌‌‌‍‌‌‌‍​‌​‍ ‌​ ‌​​ ​ ‌‍‌​​ ‌‌​‍ ‌‌‍​‍​ ​‍‌‍​ ​ ‍‌​‍ ‌​ ‍​​ ​​​ ​​​ ‌ ‌‍‌‌‌‍​‍​ ​​‌‍​‌​ ‍​‌‍‌‌​ ‌​‌‍​‌​‍‌‍‌ ‌​‌ ‍‌‌ ​​‌‍‌‌​ ‌‌ ​​‌‍​‌‌‍‌ ‌‍‌‌​‍‌‍‌ ​​‌‍​‌‌ ‌​‌‍‍​​ ‌‌‍​ ‌‍ ‌‍ ‍‌ ‌​‌‍‌‌‌‍ ‍‌ ‌​​‍‌‌​ ‌‌‌​​‍‌‌ ‌‍‍ ‌‍‌‌‌ ‍‌​‍‌‌​ ​ ‌​‌​​‍‌‌​ ​ ‌​‌​​‍‌‌​ ​‍​ ​‍‌‍‌​​ ‍​‌‍​ ​ ‍‌​ ‌‌​ ‍‌‌‍‌‍​ ​ ​ ‍‌​ ‌ ​ ‍​​ ‍‌​‍‌‌​ ​‍​ ​‍​‍‌‌​ ‌‌‌​‌​​‍ ‍‌‍​ ‌‍‍​‌‍‍‌‌‍ ​‌‍‌​‌ ​‍‌‍‌‌‌‍ ‍​‍‌‌​ ‌‌‌​​‍‌‌ ‌‍‍ ‌‍‌‌‌ ‍‌​‍‌‌​ ​ ‌​‌​​‍‌‌​ ​ ‌​‌​​‍‌‌​ ​‍​ ​‍​ ​‍​ ​​‌‍‌​​ ‌ ​ ​ ‌‍​‌​ ​‌​ ​‍‌‍‌​​ ​‍‌‍​‌​ ‌‌​‍‌‌​ ​‍​ ​‍​‍‌‌​ ‌‌‌​‌​​‍ ‍‌ ‌​‌‍‌‌‌ ‍​‌ ‌​​‍‌‍‌ ​​‌‍‌‌‌ ​‍‌ ​ ‌ ​​‌‍‌‌‌‍​ ‌ ‌​‌‍‍‌‌ ‌‍‌‍‌‌​ ‌‌ ​​‌ ‌‌‌‍​‍‌‍ ​‌‍‍‌‌ ​ ‌‍‍​‌‍‌‌‌‍‌​​‍​‍‌ ‌
Best Buy​​​​‌ ‍ ​‍​‍‌‍ ‌ ​‍‌‍‍‌‌‍‌ ‌‍‍‌‌‍ ‍​‍​‍​ ‍‍​‍​‍‌ ​ ‌‍​‌‌‍ ‍‌‍‍‌‌ ‌​‌ ‍‌​‍ ‍‌‍‍‌‌‍ ​‍​‍​‍ ​​‍​‍‌‍‍​‌ ​‍‌‍‌‌‌‍‌‍​‍​‍​ ‍‍​‍​‍​‍ ‌‍​‌‌‍‌​‌‍ ‌‌‍‍‌‌‍ ‍​‍ ‌‍‍‌‌‍ ‍‌ ‌​‌‍‌‌‌‍ ‍‌ ‌​​‍ ‌‍‌‌‌‍‌​‌‍‍‌‌ ‌​​‍ ‌‍ ‌‌‍ ‌‍‌​‌‍‌‌​ ‌‌ ​​‌ ​‍‌‍‌‌‌ ​ ‌‍‌‌‌‍ ‍‌ ‌​‌‍​‌‌ ‌​‌‍‍‌‌‍ ‌‍ ‍​ ‍ ‌‍‍‌‌‍‌​​ ‌​ ‍​​ ​‌​ ​‍​ ​ ‌‍‌‌​ ‌​​ ‌​​ ‌ ​‍ ‌‌‍‌‌‌‍‌‌‌‍‌‌‌‍​‌​‍ ‌​ ‌​​ ​ ‌‍‌​​ ‌‌​‍ ‌‌‍​‍​ ​‍‌‍​ ​ ‍‌​‍ ‌​ ‍​​ ​​​ ​​​ ‌ ‌‍‌‌‌‍​‍​ ​​‌‍​‌​ ‍​‌‍‌‌​ ‌​‌‍​‌​ ‍ ‌ ‌​‌ ‍‌‌ ​​‌‍‌‌​ ‌‌ ​​‌‍​‌‌‍‌ ‌‍‌‌​ ‍ ‌ ​​‌‍​‌‌ ‌​‌‍‍​​ ‌‌‍​ ‌‍ ‌‍ ‍‌ ‌​‌‍‌‌‌‍ ‍‌ ‌​​‍‌‌​ ‌‌‌​​‍‌‌ ‌‍‍ ‌‍‌‌‌ ‍‌​‍‌‌​ ​ ‌​‌​​‍‌‌​ ​ ‌​‌​​‍‌‌​ ​‍​ ​‍​ ‌‍​ ‍​‌‍‌‍​ ​‌​ ‌‍‌‍‌‍​ ‍‌​ ​‌‌‍‌‌‌‍​‌‌‍‌​​ ​ ​‍‌‌​ ​‍​ ​‍​‍‌‌​ ‌‌‌​‌​​‍ ‍‌‍​ ‌‍‍​‌‍‍‌‌‍ ​‌‍‌​‌ ​‍‌‍‌‌‌‍ ‍​‍‌‌​ ‌‌‌​​‍‌‌ ‌‍‍ ‌‍‌‌‌ ‍‌​‍‌‌​ ​ ‌​‌​​‍‌‌​ ​ ‌​‌​​‍‌‌​ ​‍​ ​‍​ ​‍​ ‌‍​ ​​​ ‍‌‌‍‌‍​ ​‍​ ‌​‌‍​‌‌‍​‌​ ​‌​ ​‌​ ​‍​‍‌‌​ ​‍​ ​‍​‍‌‌​ ‌‌‌​‌​​‍ ‍‌ ‌​‌‍‌‌‌ ‍​‌ ‌​​ ‌‍​‍‌‍​‌‌ ​ ‌‍‌‌‌‌‌‌‌ ​‍‌‍ ​​ ‌​‍‌‌​ ​‍‌​‌‍‌‍​‌‌‍‌​‌‍ ‌‌‍‍‌‌‍ ‍​‍‌‍‌‍‍‌‌‍‌​​ ‌​ ‍​​ ​‌​ ​‍​ ​ ‌‍‌‌​ ‌​​ ‌​​ ‌ ​‍ ‌‌‍‌‌‌‍‌‌‌‍‌‌‌‍​‌​‍ ‌​ ‌​​ ​ ‌‍‌​​ ‌‌​‍ ‌‌‍​‍​ ​‍‌‍​ ​ ‍‌​‍ ‌​ ‍​​ ​​​ ​​​ ‌ ‌‍‌‌‌‍​‍​ ​​‌‍​‌​ ‍​‌‍‌‌​ ‌​‌‍​‌​‍‌‍‌ ‌​‌ ‍‌‌ ​​‌‍‌‌​ ‌‌ ​​‌‍​‌‌‍‌ ‌‍‌‌​‍‌‍‌ ​​‌‍​‌‌ ‌​‌‍‍​​ ‌‌‍​ ‌‍ ‌‍ ‍‌ ‌​‌‍‌‌‌‍ ‍‌ ‌​​‍‌‌​ ‌‌‌​​‍‌‌ ‌‍‍ ‌‍‌‌‌ ‍‌​‍‌‌​ ​ ‌​‌​​‍‌‌​ ​ ‌​‌​​‍‌‌​ ​‍​ ​‍​ ‌‍​ ‍​‌‍‌‍​ ​‌​ ‌‍‌‍‌‍​ ‍‌​ ​‌‌‍‌‌‌‍​‌‌‍‌​​ ​ ​‍‌‌​ ​‍​ ​‍​‍‌‌​ ‌‌‌​‌​​‍ ‍‌‍​ ‌‍‍​‌‍‍‌‌‍ ​‌‍‌​‌ ​‍‌‍‌‌‌‍ ‍​‍‌‌​ ‌‌‌​​‍‌‌ ‌‍‍ ‌‍‌‌‌ ‍‌​‍‌‌​ ​ ‌​‌​​‍‌‌​ ​ ‌​‌​​‍‌‌​ ​‍​ ​‍​ ​‍​ ‌‍​ ​​​ ‍‌‌‍‌‍​ ​‍​ ‌​‌‍​‌‌‍​‌​ ​‌​ ​‌​ ​‍​‍‌‌​ ​‍​ ​‍​‍‌‌​ ‌‌‌​‌​​‍ ‍‌ ‌​‌‍‌‌‌ ‍​‌ ‌​​‍‌‍‌ ​​‌‍‌‌‌ ​‍‌ ​ ‌ ​​‌‍‌‌‌‍​ ‌ ‌​‌‍‍‌‌ ‌‍‌‍‌‌​ ‌‌ ​​‌ ‌‌‌‍​‍‌‍ ​‌‍‍‌‌ ​ ‌‍‍​‌‍‌‌‌‍‌​​‍​‍‌ ‌
Rakuten​​​​‌ ‍ ​‍​‍‌‍ ‌ ​‍‌‍‍‌‌‍‌ ‌‍‍‌‌‍ ‍​‍​‍​ ‍‍​‍​‍‌ ​ ‌‍​‌‌‍ ‍‌‍‍‌‌ ‌​‌ ‍‌​‍ ‍‌‍‍‌‌‍ ​‍​‍​‍ ​​‍​‍‌‍‍​‌ ​‍‌‍‌‌‌‍‌‍​‍​‍​ ‍‍​‍​‍​‍ ‌‍​‌‌‍‌​‌‍ ‌‌‍‍‌‌‍ ‍​‍ ‌‍‍‌‌‍ ‍‌ ‌​‌‍‌‌‌‍ ‍‌ ‌​​‍ ‌‍‌‌‌‍‌​‌‍‍‌‌ ‌​​‍ ‌‍ ‌‌‍ ‌‍‌​‌‍‌‌​ ‌‌ ​​‌ ​‍‌‍‌‌‌ ​ ‌‍‌‌‌‍ ‍‌ ‌​‌‍​‌‌ ‌​‌‍‍‌‌‍ ‌‍ ‍​ ‍ ‌‍‍‌‌‍‌​​ ‌​ ‍​​ ​‌​ ​‍​ ​ ‌‍‌‌​ ‌​​ ‌​​ ‌ ​‍ ‌‌‍‌‌‌‍‌‌‌‍‌‌‌‍​‌​‍ ‌​ ‌​​ ​ ‌‍‌​​ ‌‌​‍ ‌‌‍​‍​ ​‍‌‍​ ​ ‍‌​‍ ‌​ ‍​​ ​​​ ​​​ ‌ ‌‍‌‌‌‍​‍​ ​​‌‍​‌​ ‍​‌‍‌‌​ ‌​‌‍​‌​ ‍ ‌ ‌​‌ ‍‌‌ ​​‌‍‌‌​ ‌‌ ​​‌‍​‌‌‍‌ ‌‍‌‌​ ‍ ‌ ​​‌‍​‌‌ ‌​‌‍‍​​ ‌‌‍​ ‌‍ ‌‍ ‍‌ ‌​‌‍‌‌‌‍ ‍‌ ‌​​‍‌‌​ ‌‌‌​​‍‌‌ ‌‍‍ ‌‍‌‌‌ ‍‌​‍‌‌​ ​ ‌​‌​​‍‌‌​ ​ ‌​‌​​‍‌‌​ ​‍​ ​‍‌‍​ ‌‍​‌​ ‌​​ ​‍​ ‍‌​ ‌‌​ ‌‍​ ‌​‌‍​ ​ ‍‌​ ‍​​ ‌​​‍‌‌​ ​‍​ ​‍​‍‌‌​ ‌‌‌​‌​​‍ ‍‌‍​ ‌‍‍​‌‍‍‌‌‍ ​‌‍‌​‌ ​‍‌‍‌‌‌‍ ‍​‍‌‌​ ‌‌‌​​‍‌‌ ‌‍‍ ‌‍‌‌‌ ‍‌​‍‌‌​ ​ ‌​‌​​‍‌‌​ ​ ‌​‌​​‍‌‌​ ​‍​ ​‍​ ​ ​ ​​​ ​​​ ‌‌​ ​​‌‍‌‌‌‍‌‍‌‍‌​​ ‍​‌‍​‍‌‍‌‍​ ‍​​‍‌‌​ ​‍​ ​‍​‍‌‌​ ‌‌‌​‌​​‍ ‍‌ ‌​‌‍‌‌‌ ‍​‌ ‌​​ ‌‍​‍‌‍​‌‌ ​ ‌‍‌‌‌‌‌‌‌ ​‍‌‍ ​​ ‌​‍‌‌​ ​‍‌​‌‍‌‍​‌‌‍‌​‌‍ ‌‌‍‍‌‌‍ ‍​‍‌‍‌‍‍‌‌‍‌​​ ‌​ ‍​​ ​‌​ ​‍​ ​ ‌‍‌‌​ ‌​​ ‌​​ ‌ ​‍ ‌‌‍‌‌‌‍‌‌‌‍‌‌‌‍​‌​‍ ‌​ ‌​​ ​ ‌‍‌​​ ‌‌​‍ ‌‌‍​‍​ ​‍‌‍​ ​ ‍‌​‍ ‌​ ‍​​ ​​​ ​​​ ‌ ‌‍‌‌‌‍​‍​ ​​‌‍​‌​ ‍​‌‍‌‌​ ‌​‌‍​‌​‍‌‍‌ ‌​‌ ‍‌‌ ​​‌‍‌‌​ ‌‌ ​​‌‍​‌‌‍‌ ‌‍‌‌​‍‌‍‌ ​​‌‍​‌‌ ‌​‌‍‍​​ ‌‌‍​ ‌‍ ‌‍ ‍‌ ‌​‌‍‌‌‌‍ ‍‌ ‌​​‍‌‌​ ‌‌‌​​‍‌‌ ‌‍‍ ‌‍‌‌‌ ‍‌​‍‌‌​ ​ ‌​‌​​‍‌‌​ ​ ‌​‌​​‍‌‌​ ​‍​ ​‍‌‍​ ‌‍​‌​ ‌​​ ​‍​ ‍‌​ ‌‌​ ‌‍​ ‌​‌‍​ ​ ‍‌​ ‍​​ ‌​​‍‌‌​ ​‍​ ​‍​‍‌‌​ ‌‌‌​‌​​‍ ‍‌‍​ ‌‍‍​‌‍‍‌‌‍ ​‌‍‌​‌ ​‍‌‍‌‌‌‍ ‍​‍‌‌​ ‌‌‌​​‍‌‌ ‌‍‍ ‌‍‌‌‌ ‍‌​‍‌‌​ ​ ‌​‌​​‍‌‌​ ​ ‌​‌​​‍‌‌​ ​‍​ ​‍​ ​ ​ ​​​ ​​​ ‌‌​ ​​‌‍‌‌‌‍‌‍‌‍‌​​ ‍​‌‍​‍‌‍‌‍​ ‍​​‍‌‌​ ​‍​ ​‍​‍‌‌​ ‌‌‌​‌​​‍ ‍‌ ‌​‌‍‌‌‌ ‍​‌ ‌​​‍‌‍‌ ​​‌‍‌‌‌ ​‍‌ ​ ‌ ​​‌‍‌‌‌‍​ ‌ ‌​‌‍‍‌‌ ‌‍‌‍‌‌​ ‌‌ ​​‌ ‌‌‌‍​‍‌‍ ​‌‍‍‌‌ ​ ‌‍‍​‌‍‌‌‌‍‌​​‍​‍‌ ‌
eBay​​​​‌ ‍ ​‍​‍‌‍ ‌ ​‍‌‍‍‌‌‍‌ ‌‍‍‌‌‍ ‍​‍​‍​ ‍‍​‍​‍‌ ​ ‌‍​‌‌‍ ‍‌‍‍‌‌ ‌​‌ ‍‌​‍ ‍‌‍‍‌‌‍ ​‍​‍​‍ ​​‍​‍‌‍‍​‌ ​‍‌‍‌‌‌‍‌‍​‍​‍​ ‍‍​‍​‍​‍ ‌‍​‌‌‍‌​‌‍ ‌‌‍‍‌‌‍ ‍​‍ ‌‍‍‌‌‍ ‍‌ ‌​‌‍‌‌‌‍ ‍‌ ‌​​‍ ‌‍‌‌‌‍‌​‌‍‍‌‌ ‌​​‍ ‌‍ ‌‌‍ ‌‍‌​‌‍‌‌​ ‌‌ ​​‌ ​‍‌‍‌‌‌ ​ ‌‍‌‌‌‍ ‍‌ ‌​‌‍​‌‌ ‌​‌‍‍‌‌‍ ‌‍ ‍​ ‍ ‌‍‍‌‌‍‌​​ ‌​ ‍​​ ​‌​ ​‍​ ​ ‌‍‌‌​ ‌​​ ‌​​ ‌ ​‍ ‌‌‍‌‌‌‍‌‌‌‍‌‌‌‍​‌​‍ ‌​ ‌​​ ​ ‌‍‌​​ ‌‌​‍ ‌‌‍​‍​ ​‍‌‍​ ​ ‍‌​‍ ‌​ ‍​​ ​​​ ​​​ ‌ ‌‍‌‌‌‍​‍​ ​​‌‍​‌​ ‍​‌‍‌‌​ ‌​‌‍​‌​ ‍ ‌ ‌​‌ ‍‌‌ ​​‌‍‌‌​ ‌‌ ​​‌‍​‌‌‍‌ ‌‍‌‌​ ‍ ‌ ​​‌‍​‌‌ ‌​‌‍‍​​ ‌‌‍​ ‌‍ ‌‍ ‍‌ ‌​‌‍‌‌‌‍ ‍‌ ‌​​‍‌‌​ ‌‌‌​​‍‌‌ ‌‍‍ ‌‍‌‌‌ ‍‌​‍‌‌​ ​ ‌​‌​​‍‌‌​ ​ ‌​‌​​‍‌‌​ ​‍​ ​‍‌‍‌‍​ ​‌​ ​‍​ ​​​ ‌ ​ ​​‌‍​‌​ ‌​​ ‌‍​ ​​‌‍​‍​ ‌​​‍‌‌​ ​‍​ ​‍​‍‌‌​ ‌‌‌​‌​​‍ ‍‌‍​ ‌‍‍​‌‍‍‌‌‍ ​‌‍‌​‌ ​‍‌‍‌‌‌‍ ‍​‍‌‌​ ‌‌‌​​‍‌‌ ‌‍‍ ‌‍‌‌‌ ‍‌​‍‌‌​ ​ ‌​‌​​‍‌‌​ ​ ‌​‌​​‍‌‌​ ​‍​ ​‍​ ‌​​ ‍‌​ ​ ​ ‌‌​ ​‍​ ‌​​ ‍​‌‍‌‍‌‍​‌​ ‌ ​ ​‌​ ‌​​‍‌‌​ ​‍​ ​‍​‍‌‌​ ‌‌‌​‌​​‍ ‍‌ ‌​‌‍‌‌‌ ‍​‌ ‌​​ ‌‍​‍‌‍​‌‌ ​ ‌‍‌‌‌‌‌‌‌ ​‍‌‍ ​​ ‌​‍‌‌​ ​‍‌​‌‍‌‍​‌‌‍‌​‌‍ ‌‌‍‍‌‌‍ ‍​‍‌‍‌‍‍‌‌‍‌​​ ‌​ ‍​​ ​‌​ ​‍​ ​ ‌‍‌‌​ ‌​​ ‌​​ ‌ ​‍ ‌‌‍‌‌‌‍‌‌‌‍‌‌‌‍​‌​‍ ‌​ ‌​​ ​ ‌‍‌​​ ‌‌​‍ ‌‌‍​‍​ ​‍‌‍​ ​ ‍‌​‍ ‌​ ‍​​ ​​​ ​​​ ‌ ‌‍‌‌‌‍​‍​ ​​‌‍​‌​ ‍​‌‍‌‌​ ‌​‌‍​‌​‍‌‍‌ ‌​‌ ‍‌‌ ​​‌‍‌‌​ ‌‌ ​​‌‍​‌‌‍‌ ‌‍‌‌​‍‌‍‌ ​​‌‍​‌‌ ‌​‌‍‍​​ ‌‌‍​ ‌‍ ‌‍ ‍‌ ‌​‌‍‌‌‌‍ ‍‌ ‌​​‍‌‌​ ‌‌‌​​‍‌‌ ‌‍‍ ‌‍‌‌‌ ‍‌​‍‌‌​ ​ ‌​‌​​‍‌‌​ ​ ‌​‌​​‍‌‌​ ​‍​ ​‍‌‍‌‍​ ​‌​ ​‍​ ​​​ ‌ ​ ​​‌‍​‌​ ‌​​ ‌‍​ ​​‌‍​‍​ ‌​​‍‌‌​ ​‍​ ​‍​‍‌‌​ ‌‌‌​‌​​‍ ‍‌‍​ ‌‍‍​‌‍‍‌‌‍ ​‌‍‌​‌ ​‍‌‍‌‌‌‍ ‍​‍‌‌​ ‌‌‌​​‍‌‌ ‌‍‍ ‌‍‌‌‌ ‍‌​‍‌‌​ ​ ‌​‌​​‍‌‌​ ​ ‌​‌​​‍‌‌​ ​‍​ ​‍​ ‌​​ ‍‌​ ​ ​ ‌‌​ ​‍​ ‌​​ ‍​‌‍‌‍‌‍​‌​ ‌ ​ ​‌​ ‌​​‍‌‌​ ​‍​ ​‍​‍‌‌​ ‌‌‌​‌​​‍ ‍‌ ‌​‌‍‌‌‌ ‍​‌ ‌​​‍‌‍‌ ​​‌‍‌‌‌ ​‍‌ ​ ‌ ​​‌‍‌‌‌‍​ ‌ ‌​‌‍‍‌‌ ‌‍‌‍‌‌​ ‌‌ ​​‌ ‌‌‌‍​‍‌‍ ​‌‍‍‌‌ ​ ‌‍‍​‌‍‌‌‌‍‌​​‍​‍‌ ‌
Jawa.gg​​​​‌ ‍ ​‍​‍‌‍ ‌ ​‍‌‍‍‌‌‍‌ ‌‍‍‌‌‍ ‍​‍​‍​ ‍‍​‍​‍‌ ​ ‌‍​‌‌‍ ‍‌‍‍‌‌ ‌​‌ ‍‌​‍ ‍‌‍‍‌‌‍ ​‍​‍​‍ ​​‍​‍‌‍‍​‌ ​‍‌‍‌‌‌‍‌‍​‍​‍​ ‍‍​‍​‍​‍ ‌‍​‌‌‍‌​‌‍ ‌‌‍‍‌‌‍ ‍​‍ ‌‍‍‌‌‍ ‍‌ ‌​‌‍‌‌‌‍ ‍‌ ‌​​‍ ‌‍‌‌‌‍‌​‌‍‍‌‌ ‌​​‍ ‌‍ ‌‌‍ ‌‍‌​‌‍‌‌​ ‌‌ ​​‌ ​‍‌‍‌‌‌ ​ ‌‍‌‌‌‍ ‍‌ ‌​‌‍​‌‌ ‌​‌‍‍‌‌‍ ‌‍ ‍​ ‍ ‌‍‍‌‌‍‌​​ ‌​ ‍​​ ​‌​ ​‍​ ​ ‌‍‌‌​ ‌​​ ‌​​ ‌ ​‍ ‌‌‍‌‌‌‍‌‌‌‍‌‌‌‍​‌​‍ ‌​ ‌​​ ​ ‌‍‌​​ ‌‌​‍ ‌‌‍​‍​ ​‍‌‍​ ​ ‍‌​‍ ‌​ ‍​​ ​​​ ​​​ ‌ ‌‍‌‌‌‍​‍​ ​​‌‍​‌​ ‍​‌‍‌‌​ ‌​‌‍​‌​ ‍ ‌ ‌​‌ ‍‌‌ ​​‌‍‌‌​ ‌‌ ​​‌‍​‌‌‍‌ ‌‍‌‌​ ‍ ‌ ​​‌‍​‌‌ ‌​‌‍‍​​ ‌‌‍​ ‌‍ ‌‍ ‍‌ ‌​‌‍‌‌‌‍ ‍‌ ‌​​‍‌‌​ ‌‌‌​​‍‌‌ ‌‍‍ ‌‍‌‌‌ ‍‌​‍‌‌​ ​ ‌​‌​​‍‌‌​ ​ ‌​‌​​‍‌‌​ ​‍​ ​‍​ ​‍​ ‌ ‌‍‌​​ ​​​ ‌​‌‍‌‍​ ‍​‌‍‌‌‌‍‌​​ ‍‌​ ‌ ​ ‌ ​‍‌‌​ ​‍​ ​‍​‍‌‌​ ‌‌‌​‌​​‍ ‍‌‍​ ‌‍‍​‌‍‍‌‌‍ ​‌‍‌​‌ ​‍‌‍‌‌‌‍ ‍​‍‌‌​ ‌‌‌​​‍‌‌ ‌‍‍ ‌‍‌‌‌ ‍‌​‍‌‌​ ​ ‌​‌​​‍‌‌​ ​ ‌​‌​​‍‌‌​ ​‍​ ​‍‌‍​‍‌‍‌‍​ ​​​ ​‌‌‍​ ‌‍​‍​ ‌‍​ ‍‌​ ‌​‌‍‌‍‌‍​‍​ ‌ ​‍‌‌​ ​‍​ ​‍​‍‌‌​ ‌‌‌​‌​​‍ ‍‌ ‌​‌‍‌‌‌ ‍​‌ ‌​​ ‌‍​‍‌‍​‌‌ ​ ‌‍‌‌‌‌‌‌‌ ​‍‌‍ ​​ ‌​‍‌‌​ ​‍‌​‌‍‌‍​‌‌‍‌​‌‍ ‌‌‍‍‌‌‍ ‍​‍‌‍‌‍‍‌‌‍‌​​ ‌​ ‍​​ ​‌​ ​‍​ ​ ‌‍‌‌​ ‌​​ ‌​​ ‌ ​‍ ‌‌‍‌‌‌‍‌‌‌‍‌‌‌‍​‌​‍ ‌​ ‌​​ ​ ‌‍‌​​ ‌‌​‍ ‌‌‍​‍​ ​‍‌‍​ ​ ‍‌​‍ ‌​ ‍​​ ​​​ ​​​ ‌ ‌‍‌‌‌‍​‍​ ​​‌‍​‌​ ‍​‌‍‌‌​ ‌​‌‍​‌​‍‌‍‌ ‌​‌ ‍‌‌ ​​‌‍‌‌​ ‌‌ ​​‌‍​‌‌‍‌ ‌‍‌‌​‍‌‍‌ ​​‌‍​‌‌ ‌​‌‍‍​​ ‌‌‍​ ‌‍ ‌‍ ‍‌ ‌​‌‍‌‌‌‍ ‍‌ ‌​​‍‌‌​ ‌‌‌​​‍‌‌ ‌‍‍ ‌‍‌‌‌ ‍‌​‍‌‌​ ​ ‌​‌​​‍‌‌​ ​ ‌​‌​​‍‌‌​ ​‍​ ​‍​ ​‍​ ‌ ‌‍‌​​ ​​​ ‌​‌‍‌‍​ ‍​‌‍‌‌‌‍‌​​ ‍‌​ ‌ ​ ‌ ​‍‌‌​ ​‍​ ​‍​‍‌‌​ ‌‌‌​‌​​‍ ‍‌‍​ ‌‍‍​‌‍‍‌‌‍ ​‌‍‌​‌ ​‍‌‍‌‌‌‍ ‍​‍‌‌​ ‌‌‌​​‍‌‌ ‌‍‍ ‌‍‌‌‌ ‍‌​‍‌‌​ ​ ‌​‌​​‍‌‌​ ​ ‌​‌​​‍‌‌​ ​‍​ ​‍‌‍​‍‌‍‌‍​ ​​​ ​‌‌‍​ ‌‍​‍​ ‌‍​ ‍‌​ ‌​‌‍‌‍‌‍​‍​ ‌ ​‍‌‌​ ​‍​ ​‍​‍‌‌​ ‌‌‌​‌​​‍ ‍‌ ‌​‌‍‌‌‌ ‍​‌ ‌​​‍‌‍‌ ​​‌‍‌‌‌ ​‍‌ ​ ‌ ​​‌‍‌‌‌‍​ ‌ ‌​‌‍‍‌‌ ‌‍‌‍‌‌​ ‌‌ ​​‌ ‌‌‌‍​‍‌‍ ​‌‍‍‌‌ ​ ‌‍‍​‌‍‌‌‌‍‌​​‍​‍‌ ‌
These affiliate relationships do not influence the content, recommendations, or builds presented on PCBuilds.gg. All product selections and guides are created independently, with the
goal of providing helpful and accurate information to our users.​​​​‌ ‍ ​‍​‍‌‍ ‌ ​‍‌‍‍‌‌‍‌ ‌‍‍‌‌‍ ‍​‍​‍​ ‍‍​‍​‍‌ ​ ‌‍​‌‌‍ ‍‌‍‍‌‌ ‌​‌ ‍‌​‍ ‍‌‍‍‌‌‍ ​‍​‍​‍ ​​‍​‍‌‍‍​‌ ​‍‌‍‌‌‌‍‌‍​‍​‍​ ‍‍​‍​‍​‍ ‌‍​‌‌‍‌​‌‍ ‌‌‍‍‌‌‍ ‍​‍ ‌‍‍‌‌‍ ‍‌ ‌​‌‍‌‌‌‍ ‍‌ ‌​​‍ ‌‍‌‌‌‍‌​‌‍‍‌‌ ‌​​‍ ‌‍ ‌‌‍ ‌‍‌​‌‍‌‌​ ‌‌ ​​‌ ​‍‌‍‌‌‌ ​ ‌‍‌‌‌‍ ‍‌ ‌​‌‍​‌‌ ‌​‌‍‍‌‌‍ ‌‍ ‍​ ‍ ‌‍‍‌‌‍‌​​ ‌​ ‍​​ ​‌​ ​‍​ ​ ‌‍‌‌​ ‌​​ ‌​​ ‌ ​‍ ‌‌‍‌‌‌‍‌‌‌‍‌‌‌‍​‌​‍ ‌​ ‌​​ ​ ‌‍‌​​ ‌‌​‍ ‌‌‍​‍​ ​‍‌‍​ ​ ‍‌​‍ ‌​ ‍​​ ​​​ ​​​ ‌ ‌‍‌‌‌‍​‍​ ​​‌‍​‌​ ‍​‌‍‌‌​ ‌​‌‍​‌​ ‍ ‌ ‌​‌ ‍‌‌ ​​‌‍‌‌​ ‌‌ ​​‌‍​‌‌‍‌ ‌‍‌‌​ ‍ ‌ ​​‌‍​‌‌ ‌​‌‍‍​​ ‌‌‍​ ‌‍ ‌‍ ‍‌ ‌​‌‍‌‌‌‍ ‍‌ ‌​​‍‌‌​ ‌‌‌​​‍‌‌ ‌‍‍ ‌‍‌‌‌ ‍‌​‍‌‌​ ​ ‌​‌​​‍‌‌​ ​ ‌​‌​​‍‌‌​ ​‍​ ​‍​ ‍​‌‍‌​‌‍‌​​ ​ ​ ‌​​ ‍‌​ ‍‌‌‍‌​​ ‍​​ ​‌‌‍​‌‌‍​‌​‍‌‌​ ​‍​ ​‍​‍‌‌​ ‌‌‌​‌​​‍ ‍‌‍​ ‌‍‍​‌‍‍‌‌‍ ​‌‍‌​‌ ​‍‌‍‌‌‌‍ ‍​‍‌‌​ ‌‌‌​​‍‌‌ ‌‍‍ ‌‍‌‌‌ ‍‌​‍‌‌​ ​ ‌​‌​​‍‌‌​ ​ ‌​‌​​‍‌‌​ ​‍​ ​‍​ ‌​‌‍​‍‌‍‌​​ ​​​ ​ ‌‍​‌​ ​​​ ‌ ​ ​​‌‍‌‍​ ‌‌‌‍‌‍​‍‌‌​ ​‍​ ​‍​‍‌‌​ ‌‌‌​‌​​‍ ‍‌ ‌​‌‍‌‌‌ ‍​‌ ‌​​ ‌‍​‍‌‍​‌‌ ​ ‌‍‌‌‌‌‌‌‌ ​‍‌‍ ​​ ‌​‍‌‌​ ​‍‌​‌‍‌‍​‌‌‍‌​‌‍ ‌‌‍‍‌‌‍ ‍​‍‌‍‌‍‍‌‌‍‌​​ ‌​ ‍​​ ​‌​ ​‍​ ​ ‌‍‌‌​ ‌​​ ‌​​ ‌ ​‍ ‌‌‍‌‌‌‍‌‌‌‍‌‌‌‍​‌​‍ ‌​ ‌​​ ​ ‌‍‌​​ ‌‌​‍ ‌‌‍​‍​ ​‍‌‍​ ​ ‍‌​‍ ‌​ ‍​​ ​​​ ​​​ ‌ ‌‍‌‌‌‍​‍​ ​​‌‍​‌​ ‍​‌‍‌‌​ ‌​‌‍​‌​‍‌‍‌ ‌​‌ ‍‌‌ ​​‌‍‌‌​ ‌‌ ​​‌‍​‌‌‍‌ ‌‍‌‌​‍‌‍‌ ​​‌‍​‌‌ ‌​‌‍‍​​ ‌‌‍​ ‌‍ ‌‍ ‍‌ ‌​‌‍‌‌‌‍ ‍‌ ‌​​‍‌‌​ ‌‌‌​​‍‌‌ ‌‍‍ ‌‍‌‌‌ ‍‌​‍‌‌​ ​ ‌​‌​​‍‌‌​ ​ ‌​‌​​‍‌‌​ ​‍​ ​‍​ ‍​‌‍‌​‌‍‌​​ ​ ​ ‌​​ ‍‌​ ‍‌‌‍‌​​ ‍​​ ​‌‌‍​‌‌‍​‌​‍‌‌​ ​‍​ ​‍​‍‌‌​ ‌‌‌​‌​​‍ ‍‌‍​ ‌‍‍​‌‍‍‌‌‍ ​‌‍‌​‌ ​‍‌‍‌‌‌‍ ‍​‍‌‌​ ‌‌‌​​‍‌‌ ‌‍‍ ‌‍‌‌‌ ‍‌​‍‌‌​ ​ ‌​‌​​‍‌‌​ ​ ‌​‌​​‍‌‌​ ​‍​ ​‍​ ‌​‌‍​‍‌‍‌​​ ​​​ ​ ‌‍​‌​ ​​​ ‌ ​ ​​‌‍‌‍​ ‌‌‌‍‌‍​‍‌‌​ ​‍​ ​‍​‍‌‌​ ‌‌‌​‌​​‍ ‍‌ ‌​‌‍‌‌‌ ‍​‌ ‌​​‍‌‍‌ ​​‌‍‌‌‌ ​‍‌ ​ ‌ ​​‌‍‌‌‌‍​ ‌ ‌​‌‍‍‌‌ ‌‍‌‍‌‌​ ‌‌ ​​‌ ‌‌‌‍​‍‌‍ ​‌‍‍‌‌ ​ ‌‍‍​‌‍‌‌‌‍‌​​‍​‍‌ ‌
By using PCBuilds.gg, you acknowledge and accept that affiliate links may be present throughout the site.​​​​‌ ‍ ​‍​‍‌‍ ‌ ​‍‌‍‍‌‌‍‌ ‌‍‍‌‌‍ ‍​‍​‍​ ‍‍​‍​‍‌ ​ ‌‍​‌‌‍ ‍‌‍‍‌‌ ‌​‌ ‍‌​‍ ‍‌‍‍‌‌‍ ​‍​‍​‍ ​​‍​‍‌‍‍​‌ ​‍‌‍‌‌‌‍‌‍​‍​‍​ ‍‍​‍​‍​‍ ‌‍​‌‌‍‌​‌‍ ‌‌‍‍‌‌‍ ‍​‍ ‌‍‍‌‌‍ ‍‌ ‌​‌‍‌‌‌‍ ‍‌ ‌​​‍ ‌‍‌‌‌‍‌​‌‍‍‌‌ ‌​​‍ ‌‍ ‌‌‍ ‌‍‌​‌‍‌‌​ ‌‌ ​​‌ ​‍‌‍‌‌‌ ​ ‌‍‌‌‌‍ ‍‌ ‌​‌‍​‌‌ ‌​‌‍‍‌‌‍ ‌‍ ‍​ ‍ ‌‍‍‌‌‍‌​​ ‌​ ‍​​ ​‌​ ​‍​ ​ ‌‍‌‌​ ‌​​ ‌​​ ‌ ​‍ ‌‌‍‌‌‌‍‌‌‌‍‌‌‌‍​‌​‍ ‌​ ‌​​ ​ ‌‍‌​​ ‌‌​‍ ‌‌‍​‍​ ​‍‌‍​ ​ ‍‌​‍ ‌​ ‍​​ ​​​ ​​​ ‌ ‌‍‌‌‌‍​‍​ ​​‌‍​‌​ ‍​‌‍‌‌​ ‌​‌‍​‌​ ‍ ‌ ‌​‌ ‍‌‌ ​​‌‍‌‌​ ‌‌ ​​‌‍​‌‌‍‌ ‌‍‌‌​ ‍ ‌ ​​‌‍​‌‌ ‌​‌‍‍​​ ‌‌‍​ ‌‍ ‌‍ ‍‌ ‌​‌‍‌‌‌‍ ‍‌ ‌​​‍‌‌​ ‌‌‌​​‍‌‌ ‌‍‍ ‌‍‌‌‌ ‍‌​‍‌‌​ ​ ‌​‌​​‍‌‌​ ​ ‌​‌​​‍‌‌​ ​‍​ ​‍‌‍‌​‌‍‌‌‌‍‌‍​ ​‍‌‍‌​‌‍‌‌​ ‌ ​ ‌‍‌‍​‍​ ‌​‌‍​‍​ ‌ ​‍‌‌​ ​‍​ ​‍​‍‌‌​ ‌‌‌​‌​​‍ ‍‌‍​ ‌‍‍​‌‍‍‌‌‍ ​‌‍‌​‌ ​‍‌‍‌‌‌‍ ‍​‍‌‌​ ‌‌‌​​‍‌‌ ‌‍‍ ‌‍‌‌‌ ‍‌​‍‌‌​ ​ ‌​‌​​‍‌‌​ ​ ‌​‌​​‍‌‌​ ​‍​ ​‍​ ‍​​ ‌‍‌‍​‍‌‍‌‍​ ‍​‌‍​ ​ ‍‌​ ‍​​ ​​​ ‌‍​ ​ ‌‍​‌​‍‌‌​ ​‍​ ​‍​‍‌‌​ ‌‌‌​‌​​‍ ‍‌ ‌​‌‍‌‌‌ ‍​‌ ‌​​ ‌‍​‍‌‍​‌‌ ​ ‌‍‌‌‌‌‌‌‌ ​‍‌‍ ​​ ‌​‍‌‌​ ​‍‌​‌‍‌‍​‌‌‍‌​‌‍ ‌‌‍‍‌‌‍ ‍​‍‌‍‌‍‍‌‌‍‌​​ ‌​ ‍​​ ​‌​ ​‍​ ​ ‌‍‌‌​ ‌​​ ‌​​ ‌ ​‍ ‌‌‍‌‌‌‍‌‌‌‍‌‌‌‍​‌​‍ ‌​ ‌​​ ​ ‌‍‌​​ ‌‌​‍ ‌‌‍​‍​ ​‍‌‍​ ​ ‍‌​‍ ‌​ ‍​​ ​​​ ​​​ ‌ ‌‍‌‌‌‍​‍​ ​​‌‍​‌​ ‍​‌‍‌‌​ ‌​‌‍​‌​‍‌‍‌ ‌​‌ ‍‌‌ ​​‌‍‌‌​ ‌‌ ​​‌‍​‌‌‍‌ ‌‍‌‌​‍‌‍‌ ​​‌‍​‌‌ ‌​‌‍‍​​ ‌‌‍​ ‌‍ ‌‍ ‍‌ ‌​‌‍‌‌‌‍ ‍‌ ‌​​‍‌‌​ ‌‌‌​​‍‌‌ ‌‍‍ ‌‍‌‌‌ ‍‌​‍‌‌​ ​ ‌​‌​​‍‌‌​ ​ ‌​‌​​‍‌‌​ ​‍​ ​‍‌‍‌​‌‍‌‌‌‍‌‍​ ​‍‌‍‌​‌‍‌‌​ ‌ ​ ‌‍‌‍​‍​ ‌​‌‍​‍​ ‌ ​‍‌‌​ ​‍​ ​‍​‍‌‌​ ‌‌‌​‌​​‍ ‍‌‍​ ‌‍‍​‌‍‍‌‌‍ ​‌‍‌​‌ ​‍‌‍‌‌‌‍ ‍​‍‌‌​ ‌‌‌​​‍‌‌ ‌‍‍ ‌‍‌‌‌ ‍‌​‍‌‌​ ​ ‌​‌​​‍‌‌​ ​ ‌​‌​​‍‌‌​ ​‍​ ​‍​ ‍​​ ‌‍‌‍​‍‌‍‌‍​ ‍​‌‍​ ​ ‍‌​ ‍​​ ​​​ ‌‍​ ​ ‌‍​‌​‍‌‌​ ​‍​ ​‍​‍‌‌​ ‌‌‌​‌​​‍ ‍‌ ‌​‌‍‌‌‌ ‍​‌ ‌​​‍‌‍‌ ​​‌‍‌‌‌ ​‍‌ ​ ‌ ​​‌‍‌‌‌‍​ ‌ ‌​‌‍‍‌‌ ‌‍‌‍‌‌​ ‌‌ ​​‌ ‌‌‌‍​‍‌‍ ​‌‍‍‌‌ ​ ‌‍‍​‌‍‌‌‌‍‌​​‍​‍‌ ‌
We use cookies on our site for analytical purposes.